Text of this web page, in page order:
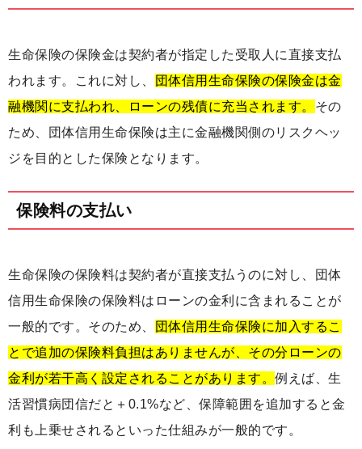
生命保険の保険金は契約者が指定した受取人に直接支払
われます。これに対し、
団体信用生命保険の保険金は金
融機関に支払われ、ローンの残債に充当されます。 その
ため、団体信用生命保険は主に金融機関側のリスクヘッ
ジを目的とした保険となります。
保険料の支払い
生命保険の保険料は契約者が直接支払うのに対し、団体
信用生命保険の保険料はローンの金利に含まれることが
一般的です。そのため、
団体信用生命保険に加入するこ
とで追加の保険料負担はありませんが、その分ローンの
金利が若干高く設定されることがあります。 例えば、生
活習慣病団信だと＋0.1%など、保障範囲を追加すると金
利も上乗せされるといった仕組みが一般的です。